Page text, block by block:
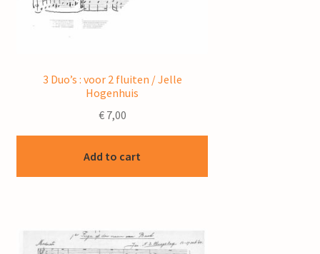
3 Duo’s : voor 2 fluiten / Jelle
Hogenhuis
€7,00
Add to cart